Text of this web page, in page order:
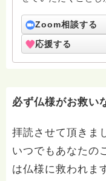
許しください。 回
合によっては浄土
いうことをご了承く
電話相談について
ねなくご利用くだ
Zoom相談する
応援する
必ず仏様がお救い
拝読させて頂きま
いつでもあなたの
は仏様に救われま